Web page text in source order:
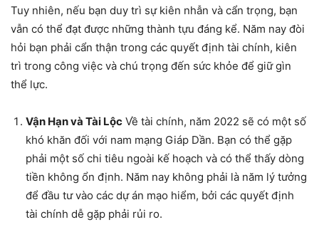
Tuy nhiên, nếu bạn duy trì sự kiên nhẫn và cẩn trọng, bạn
vẫn có thể đạt được những thành tựu đáng kể. Năm nay đòi
hỏi bạn phải cẩn thận trong các quyết định tài chính, kiên
trì trong công việc và chú trọng đến sức khỏe để giữ gìn
thể lực.
Vận Hạn và Tài Lộc Về tài chính, năm 2022 sẽ có một số
khó khăn đối với nam mạng Giáp Dần. Bạn có thể gặp
phải một số chi tiêu ngoài kế hoạch và có thể thấy dòng
tiền không ổn định. Năm nay không phải là năm lý tưởng
để đầu tư vào các dự án mạo hiểm, bởi các quyết định
tài chính dễ gặp phải rủi ro.